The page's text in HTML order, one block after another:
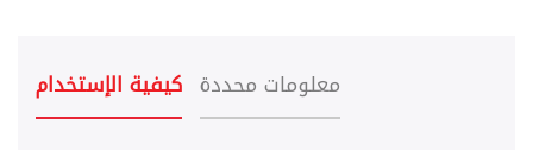
كيفية الإستخدام معلومات محددة